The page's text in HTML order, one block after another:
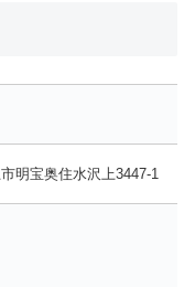
明宝奥住水沢上3447-1